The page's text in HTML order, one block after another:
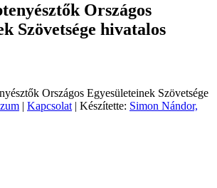
Országos
Szövetsége hivatalos
Országos Egyesületeinek Szövetsége
| Kapcsolat | Készítette: Simon Nándor,